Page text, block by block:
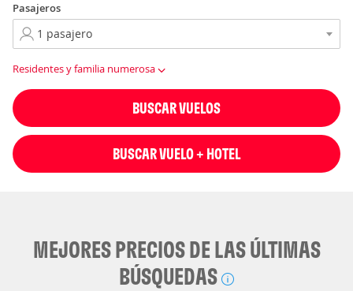
Pasajeros
Residentes y familia numerosa
BUSCAR VUELOS
BUSCAR VUELO + HOTEL
MEJORES PRECIOS DE LAS ÚLTIMAS
BÚSQUEDAS